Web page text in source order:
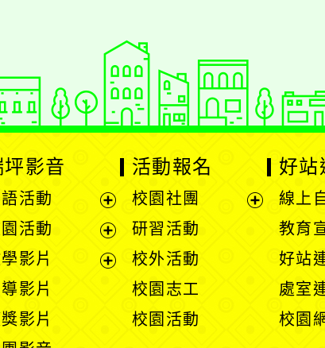
坪影音
活動
展
選
活動
展
影片
影片
影片
活動報名
校園社團
研習活動
校外活動
校園志工
校園活動
好站
線上
教育
好站
處室
校園